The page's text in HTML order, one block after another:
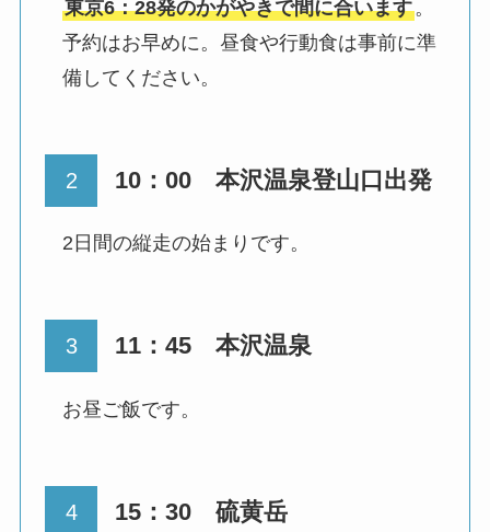
東京6：28発のかがやきで間に合います。
予約はお早めに。昼食や行動食は事前に準
備してください。
10：00 本沢温泉登山口出発
2日間の縦走の始まりです。
11：45 本沢温泉
お昼ご飯です。
15：30 硫黄岳